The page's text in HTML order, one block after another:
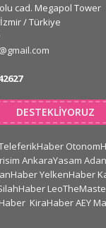
cad. Megapol Tower
/ Türkiye
DESTEKLIYORUZ
AnkaraYasam
YelkenHaber
KiraHaberAEY